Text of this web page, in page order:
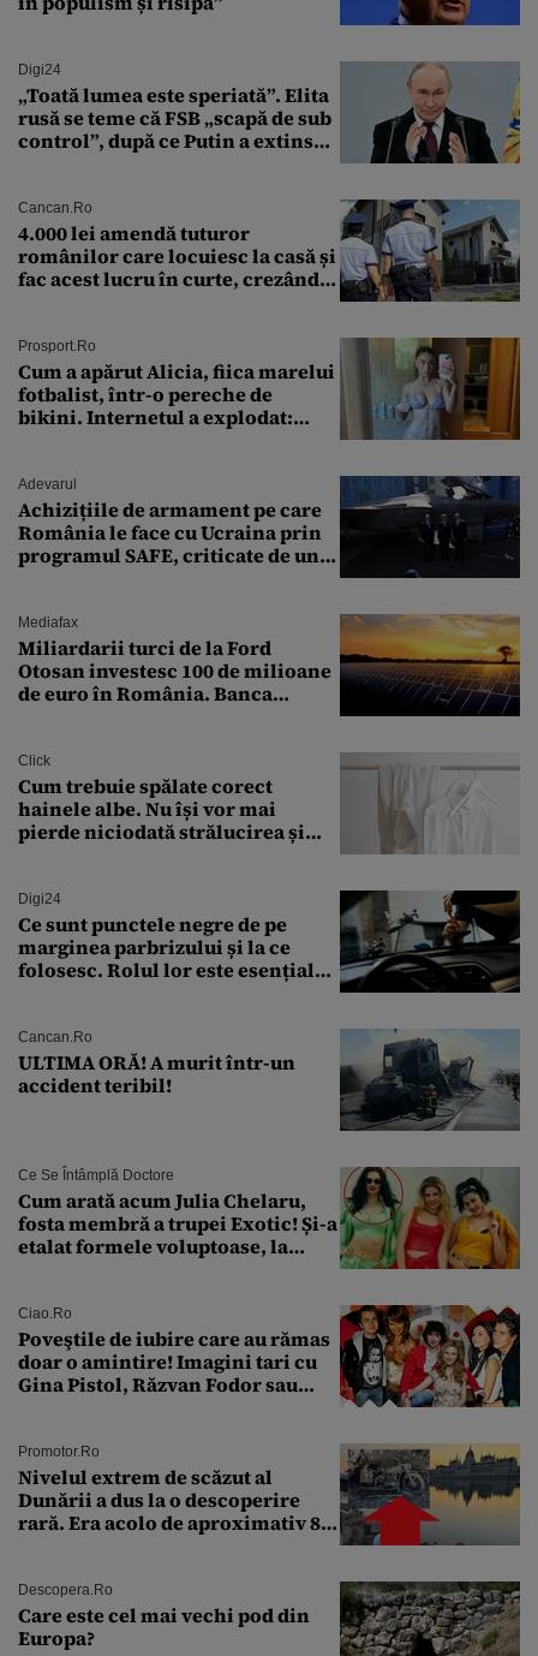
Digi24
„Toată lumea este speriată”. Elita
rusă se teme că FSB „scapă de sub
control”, după ce Putin a extins
Cancan.ro
4.000 lei amendă tuturor
românilor care locuiesc la casă și
fac acest lucru în curte, crezând
Prosport.ro
Cum a apărut Alicia, fiica marelui
fotbalist, într-o pereche de
bikini. Internetul a explodat:
Adevarul
Achizițiile de armament pe care
România le face cu Ucraina prin
programul SAFE, criticate de un
Mediafax
Miliardarii turci de la Ford
Otosan investesc 100 de milioane
de euro în România. Banca
Click
Cum trebuie spălate corect
hainele albe. Nu își vor mai
pierde niciodată strălucirea și
Digi24
Ce sunt punctele negre de pe
marginea parbrizului și la ce
folosesc. Rolul lor este esențial
Cancan.ro
ULTIMA ORĂ! A murit într-un
accident teribil!
Ce Se Întâmplă Doctore
Cum arată acum Julia Chelaru,
fosta membră a trupei Exotic! Și-a
etalat formele voluptoase, la
Ciao.ro
Poveştile de iubire care au rămas
doar o amintire! Imagini tari cu
Gina Pistol, Răzvan Fodor sau
Promotor.ro
Nivelul extrem de scăzut al
Dunării a dus la o descoperire
rară. Era acolo de aproximativ 80
Descopera.ro
Care este cel mai vechi pod din
Europa?